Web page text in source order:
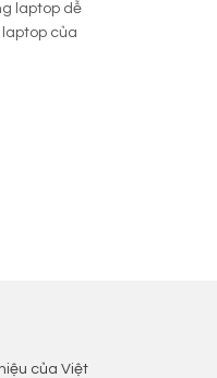
laptop dễ
laptop của
của Việt